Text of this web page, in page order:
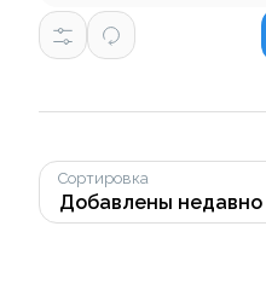
Сортировка